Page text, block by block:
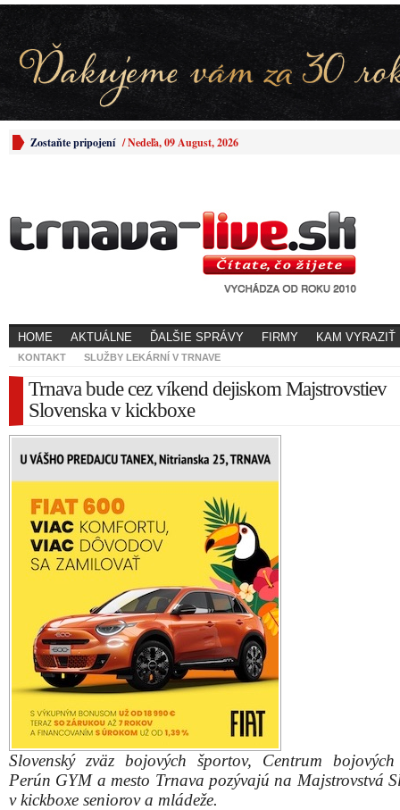
Zostaňte pripojení /Nedeľa, 09 August, 2026
HOME AKTUÁLNE ĎALŠIE SPRÁVY FIRMY KAM VYRAZIŤ
KONTAKT SLUŽBY LEKÁRNÍ V TRNAVE
Trnava bude cez víkend dejiskom Majstrovstiev
Slovenska v kickboxe
Slovenský zväz bojových športov, Centrum
Perún GYM a mesto Trnava pozývajú na Majstrovstvá
v kickboxe seniorov a mládeže.